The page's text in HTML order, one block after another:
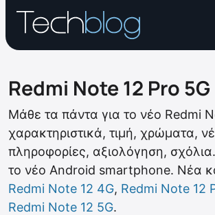
Redmi Note 12 Pro 5G
Mάθε τα πάντα για το νέο Redmi
χαρακτηριστικά, τιμή, χρώματα,
πληροφορίες, αξιολόγηση,
το νέο Android smartphone. Νέα
Redmi Note 12 4G, Redmi Note 12
Redmi Note 12 5G.